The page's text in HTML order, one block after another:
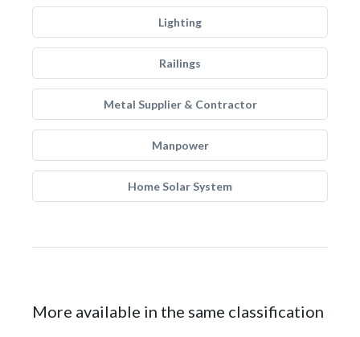
Lighting
Railings
Metal Supplier & Contractor
Manpower
Home Solar System
More available in the same classification